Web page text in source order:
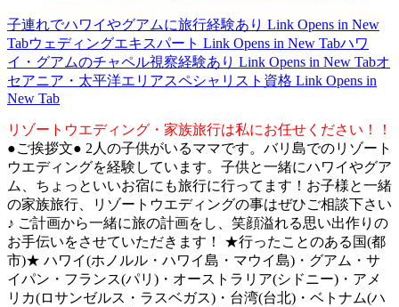
子連れでハワイやグアムに旅行経験あり Link Opens in New
Tabウェディングエキスパート Link Opens in New Tabハワ
イ・グアムのチャペル視察経験あり Link Opens in New Tabオ
セアニア・太平洋エリアスペシャリスト資格 Link Opens in
New Tab
リゾートウエディング・家族旅行は私にお任せください！！
●ご挨拶文● 2人の子供がいるママです。バリ島でのリゾート
ウエディングを経験しています。子供と一緒にハワイやグア
ム、ちょっといいお宿にも旅行に行ってます！お子様と一緒
の家族旅行、リゾートウエディングの事はぜひご相談下さい
♪ ご計画から一緒に旅の計画をし、笑顔溢れる思い出作りの
お手伝いをさせていただきます！ ★行ったことのある国(都
市)★ ハワイ(ホノルル・ハワイ島・マウイ島)・グアム・サ
イパン・フランス(パリ)・オーストラリア(シドニー)・アメ
リカ(ロサンゼルス・ラスベガス)・台湾(台北)・ベトナム(ハ